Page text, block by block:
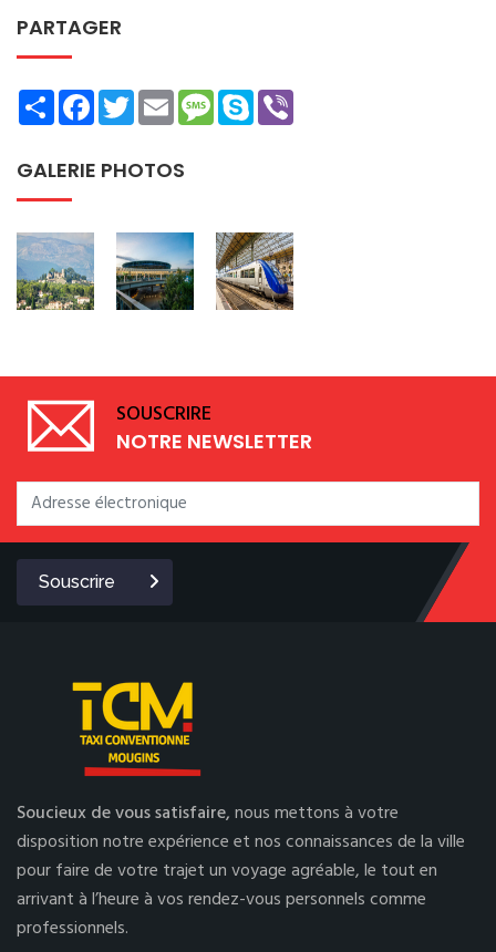
PARTAGER
ShareFacebookTwitterEmailMessage
Skype
GALERIE PHOTOS
SOUSCRIRE
NOTRE NEWSLETTER
Souscrire
Soucieux de vous satisfaire,nous mettons à votre
disposition notre expérience et nos connaissances de la ville
pour faire de votre trajet un voyage agréable, le tout en
arrivant à l’heure à vos rendez-vous personnels comme
professionnels.